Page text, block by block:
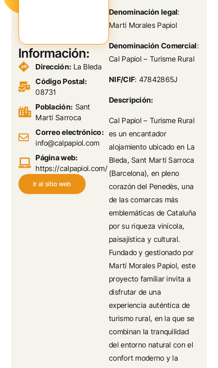
Denominación legal:
Marti Morales Papiol
Denominación Comercial:
Cal Papiol – Turisme Rural
NIF/CIF: 47842865J
Descripción:
Cal Papiol – Turisme Rural
es un encantador
alojamiento ubicado en La
Bleda, Sant Martí Sarroca
(Barcelona), en pleno
corazón del Penedès, una
de las comarcas más
emblemáticas de Cataluña
por su riqueza vinícola,
paisajística y cultural.
Fundado y gestionado por
Martí Morales Papiol, este
proyecto familiar invita a
disfrutar de una
experiencia auténtica de
turismo rural, en la que se
combinan la tranquilidad
del entorno natural con el
confort moderno y la
Información:
Dirección: La Bleda
Código Postal:
08731
Población: Sant
Martí Sarroca
Correo electrónico:
info@calpapiol.com
Página web:
https://calpapiol.com/
Ir al sitio web